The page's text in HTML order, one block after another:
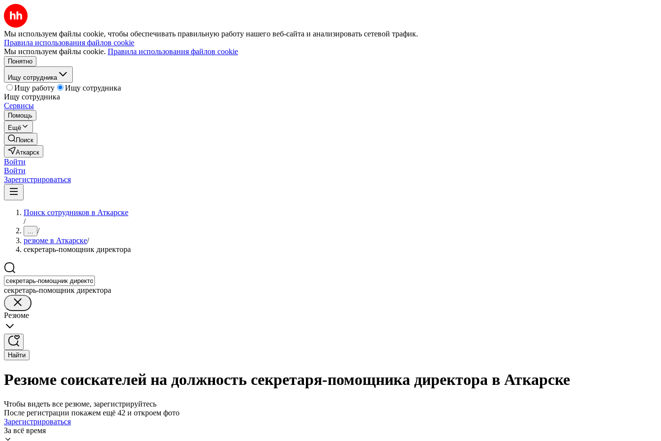
Мы используем файлы cookie, чтобы обеспечивать правильную работу нашего веб-сайта и анализировать сетевой трафик.
Правила использования файлов cookie
Мы используем файлы cookie. Правила использования файлов cookie
Понятно
Ищу сотрудника
Ищу работу
Ищу сотрудника
Ищу сотрудника
Сервисы
Помощь
Ещё
Поиск
Аткарск
Войти
Войти
Зарегистрироваться
Поиск сотрудников в Аткарске
/
... /
резюме в Аткарске/
секретарь-помощник директора
секретарь-помощник директора
Резюме
Найти
Резюме соискателей на должность секретаря-помощника директора в Аткарске
Чтобы видеть все резюме, зарегистрируйтесь
После регистрации покажем ещё 42 и откроем фото
Зарегистрироваться
За всё время